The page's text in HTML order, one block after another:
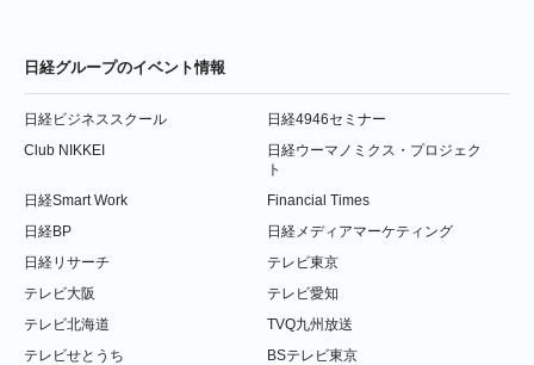
日経グループのイベント情報
日経ビジネススクール
日経4946セミナー
Club NIKKEI
日経ウーマノミクス・プロジェク
ト
日経Smart Work
Financial Times
日経BP
日経メディアマーケティング
日経リサーチ
テレビ東京
テレビ大阪
テレビ愛知
テレビ北海道
TVQ九州放送
テレビせとうち
BSテレビ東京